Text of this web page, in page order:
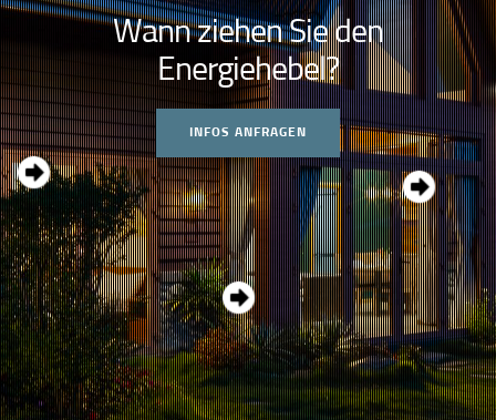
Wann ziehen Sie den
Energiehebel?
INFOS ANFRAGEN